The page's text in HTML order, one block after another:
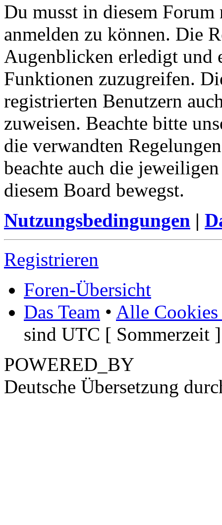
Du musst in diesem
anmelden zu können. Die
Augenblicken erledigt und
Funktionen zuzugreifen.
registrierten Benutzern
zuweisen. Beachte bitte
die verwandten
beachte auch die
diesem Board bewegst.
Nutzungsbedingungen |
Registrieren
Foren-Übersicht
Das Team • Alle Cookies
sind UTC [ Sommerzeit ]
POWERED_BY
Deutsche Übersetzung